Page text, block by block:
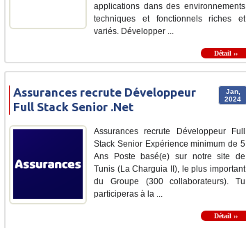
applications dans des environnements
techniques et fonctionnels riches et
variés. Développer ...
Détail ››
Jan,
2024
Assurances recrute Développeur
Full Stack Senior .Net
Assurances recrute Développeur Full
Stack Senior Expérience minimum de 5
Ans Poste basé(e) sur notre site de
Tunis (La Charguia II), le plus important
du Groupe (300 collaborateurs). Tu
participeras à la ...
Détail ››